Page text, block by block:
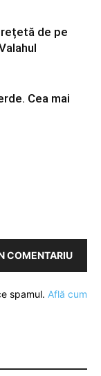
de pe
Cea mai
COMENTARIU
spamul. Află cum